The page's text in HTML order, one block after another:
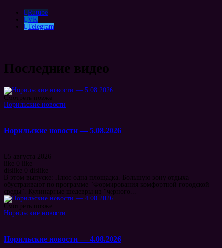
Rutube
VK
Telegram
Последние видео
Смотреть позже
Норильские новости
Норильские новости — 5.08.2026
5 августа 2026
like 0 like
dislike 0 dislike
В этом выпуске: Плюс одна площадка. Большую зону отдыха
обустраивают по программе "Формирования комфортной городской
среды". Кулинарные шедевры из "черного...
Смотреть позже
Норильские новости
Норильские новости — 4.08.2026